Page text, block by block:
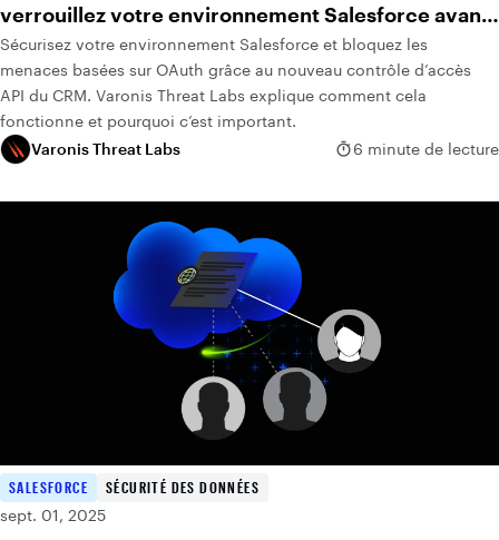
verrouillez votre environnement Salesforce avant
que les pirates ne se connectent
Sécurisez votre environnement Salesforce et bloquez les
menaces basées sur OAuth grâce au nouveau contrôle d’accès
API du CRM. Varonis Threat Labs explique comment cela
fonctionne et pourquoi c’est important.
Varonis Threat Labs
6 minute de lecture
SALESFORCE
SÉCURITÉ DES DONNÉES
sept. 01, 2025